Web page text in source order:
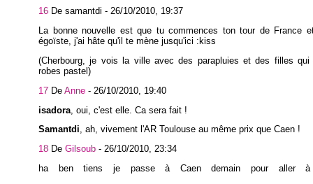
16 De samantdi - 26/10/2010, 19:37
La bonne nouvelle est que tu commences ton tour de France
égoïste, j'ai hâte qu'il te mène jusqu'ici :kiss
(Cherbourg, je vois la ville avec des parapluies et des filles qui
robes pastel)
17 De Anne - 26/10/2010, 19:40
isadora , oui, c'est elle. Ca sera fait !
Samantdi, ah, vivement l'AR Toulouse au même prix que Caen !
18 De Gilsoub - 26/10/2010, 23:34
ha ben tiens je passe à Caen demain pour aller à